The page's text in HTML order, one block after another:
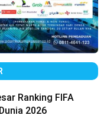
Ranking FIFA
2026